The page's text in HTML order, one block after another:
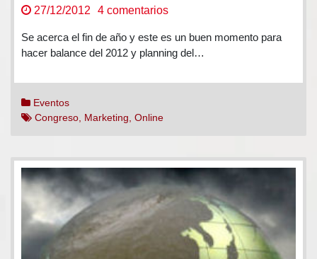
27/12/2012 4 comentariosen
de
Marketing
Se acerca el fin de año y este es un buen momento para
hacer balance del 2012 y planning del…
Eventos
Congreso, Marketing, Online